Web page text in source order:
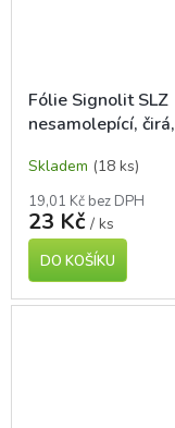
Fólie Signolit SLZ
nesamolepící, čirá,
tisk, 1 ks
Skladem (18 ks)
19,01 Kč bez DPH
23 Kč / ks
DO KOŠÍKU